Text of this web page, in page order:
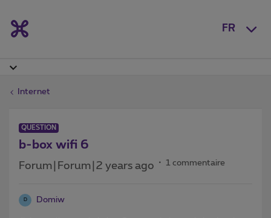
FR
Internet
QUESTION
b-box wifi 6
Forum|Forum|2 years ago 1 commentaire
D Domiw